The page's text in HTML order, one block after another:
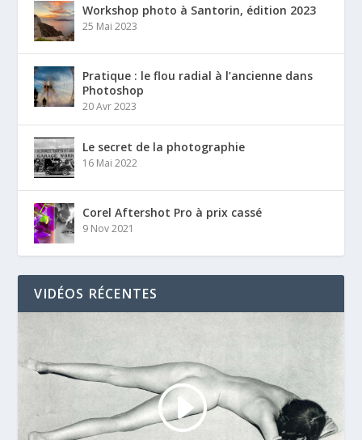
Workshop photo à Santorin, édition 2023
25 Mai 2023
Pratique : le flou radial à l’ancienne dans
Photoshop
20 Avr 2023
Le secret de la photographie
16 Mai 2022
Corel Aftershot Pro à prix cassé
9 Nov 2021
VIDÉOS RÉCENTES